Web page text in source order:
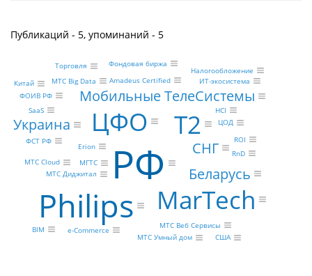
Публикаций - 5, упоминаний - 5
РФ
Philips
Т2
ЦФО
MarTech
Мобильные ТелеСистемы
Беларусь
СНГ
Украина
Erion
МГТС
МТС Веб Сервисы
МТС Диджитал
ФОИВ РФ
ФСТ РФ
SaaS
ЦОД
ИТ-экосистема
HCI
BIM e-Commerce
МТС Cloud
Amadeus Certified
МТС Big Data
МТС Умный дом
Китай
США
RnD
Налогообложение
ROI
Фондовая биржа
Торговля